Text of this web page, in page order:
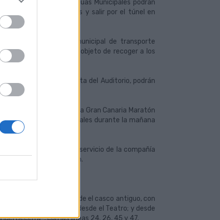
los vehículos de Guaguas Municipales podrán
comercial Las Arenas y salir por el túnel en
la compañía municipal de transporte
Las Arenas) al objeto de recoger a los
25, 32, 35, 45 y 47.
el área de salida y meta del Auditorio, podrán
de alguna prueba de la Gran Canaria Maratón
de Guaguas Municipales durante la mañana
salida.
y modificaciones en el servicio de la compañía
pruebas de la Maratón.
de salida. Desde el casco antiguo, con
cerrado la posibilidad desde el Teatro; y desde
Becerra-, con las líneas 24, 26, 45 y 47.